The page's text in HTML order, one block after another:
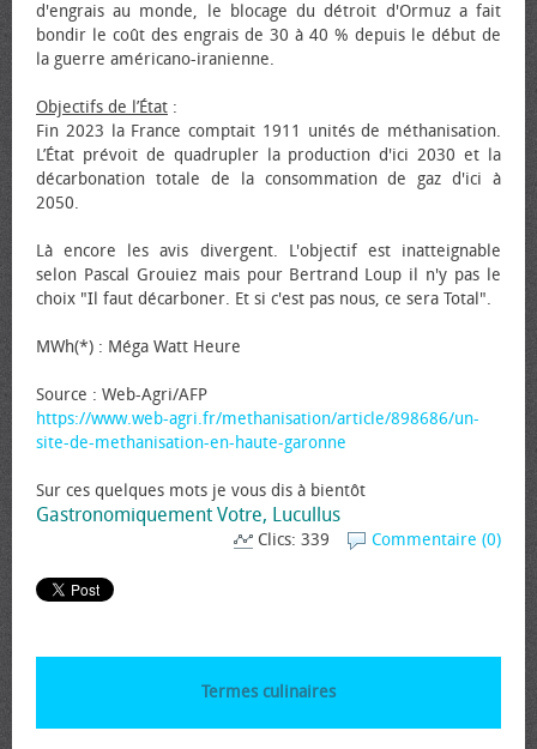
d'engrais au monde, le blocage du détroit d'Ormuz a fait
bondir le coût des engrais de 30 à 40 % depuis le début de
la guerre américano-iranienne.
Objectifs de l’État :
Fin 2023 la France comptait 1911 unités de méthanisation.
L’État prévoit de quadrupler la production d'ici 2030 et la
décarbonation totale de la consommation de gaz d'ici à
2050.
Là encore les avis divergent. L'objectif est inatteignable
selon Pascal Grouiez mais pour Bertrand Loup il n'y pas le
choix "Il faut décarboner. Et si c'est pas nous, ce sera Total".
MWh(*) : Méga Watt Heure
Source : Web-Agri/AFP
https://www.web-agri.fr/methanisation/article/898686/un-
site-de-methanisation-en-haute-garonne
Sur ces quelques mots je vous dis à bientôt
Gastronomiquement Votre, Lucullus
Commentaire (0)
Clics: 339
Termes culinaires